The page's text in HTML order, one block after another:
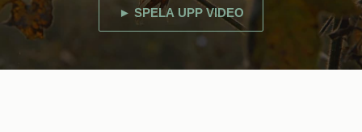
► SPELA UPP VIDEO